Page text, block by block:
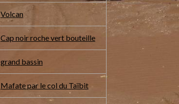
Volcan
Cap noir roche vert bouteille
grand bassin
Mafate par le col du Taïbit